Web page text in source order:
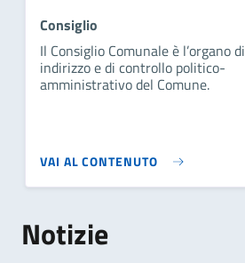
Consiglio
Il Consiglio Comunale è l’organo di
indirizzo e di controllo politico-
amministrativo del Comune.
VAI AL CONTENUTO
Notizie